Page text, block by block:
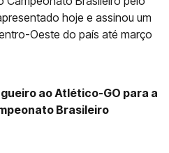
hoje e assinou um
Oeste do país até março
ao Atlético-GO para a
Brasileiro